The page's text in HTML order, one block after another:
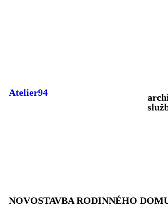
Atelier94
NOVOSTAVBA RODINNÉHO